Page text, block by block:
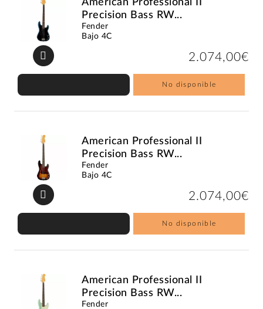
American Professional II
Precision Bass RW...
Fender
Bajo 4C
2.074,00€
No disponible
American Professional II
Precision Bass RW...
Fender
Bajo 4C
2.074,00€
No disponible
American Professional II
Precision Bass RW...
Fender